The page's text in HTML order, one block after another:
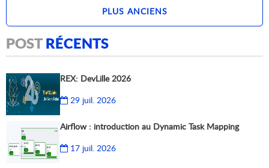
PLUS ANCIENS
POST RÉCENTS
REX: DevLille 2026
29 juil. 2026
Airflow : introduction au Dynamic Task Mapping
17 juil. 2026